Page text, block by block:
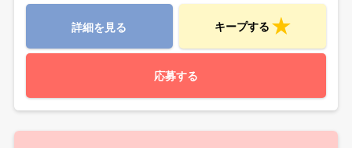
詳細を見る キープする
応募する